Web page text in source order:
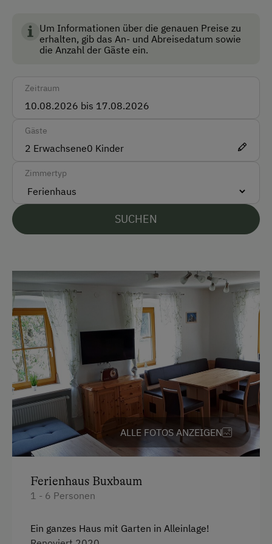
Anfahrtsmöglichkeiten
Auto
Taxi
Akzeptierte Zahlungsmittel
Vor Ort gesprochene Sprachen
Parken
Kostenlose Parkplätze
Parkgebühren werden vom Hotel übernommen
Radunterstellmöglichkeit
Unterkunftsart
Alleinstehende Villa
Almhüttendorf
Ermäßigungen in Vor- und Nachsaison
Für max. 6 Personen
Standards für Umwelt, Tierwohl und
Lebensmittelqualität.
Um Informationen über die genauen Preise zu
erhalten, gib das An- und Abreisedatum sowie
die Anzahl der Gäste ein.
Zeitraum
Gäste
2 Erwachsene0 Kinder
Zimmertyp
SUCHEN
ALLE FOTOS ANZEIGEN
Ferienhaus Buxbaum
1 - 6 Personen
Ein ganzes Haus mit Garten in Alleinlage!